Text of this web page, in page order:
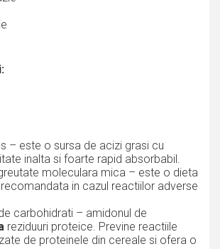
– este o sursa de acizi grasi cu
inalta si foarte rapid absorbabil.
moleculara mica – este o dieta
in cazul reactiilor adverse
carbohidrati – amidonul de
reziduuri proteice. Previne reactiile
de proteinele din cereale si ofera o